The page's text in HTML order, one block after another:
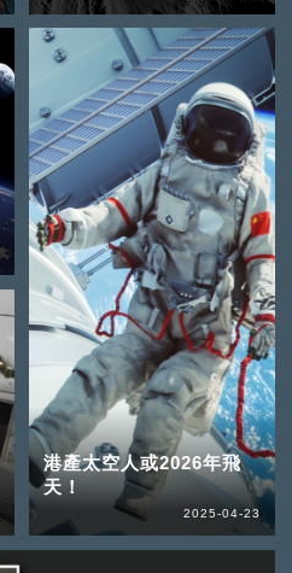
港產太空人或2026年飛
天！
2025-04-23